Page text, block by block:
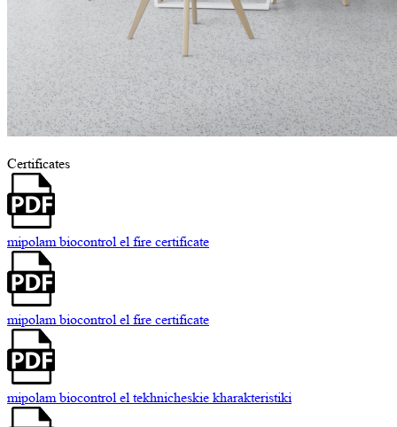
Certificates
mipolam biocontrol el fire certificate
mipolam biocontrol el fire certificate
mipolam biocontrol el tekhnicheskie kharakteristiki